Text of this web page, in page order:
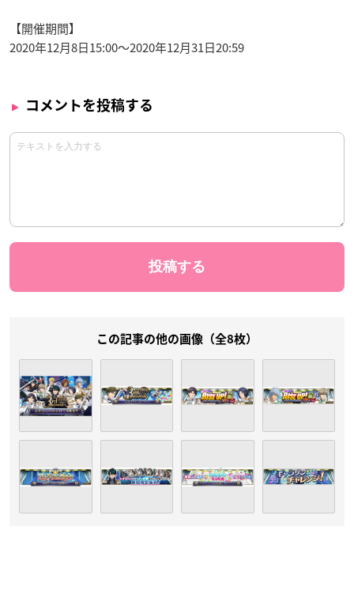
【開催期間】
2020年12月8日15:00〜2020年12月31日20:59
コメントを投稿する
この記事の他の画像（全8枚）